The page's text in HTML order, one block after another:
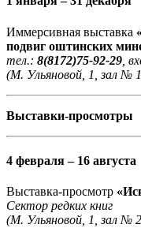
Иммерсивная выставка
подвиг оштинских
тел.: 8(8172)75-92-29 ,
(М. Ульяновой, 1, зал №
Выставки-просмотры
4 февраля – 16 августа
Выставка-просмотр
Сектор редких книг
(М. Ульяновой, 1, зал №